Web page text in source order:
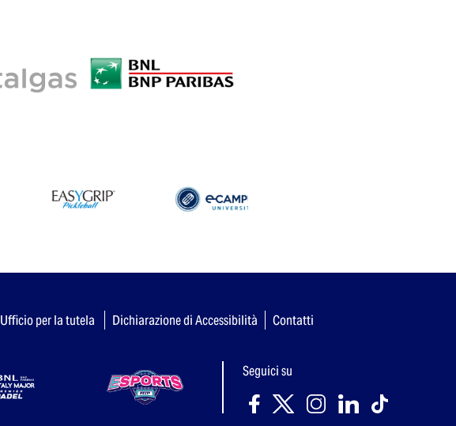
Ufficio per la tutela Dichiarazione di Accessibilità Contatti
Seguici su